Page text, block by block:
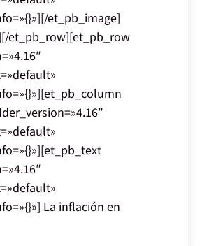
et_pb_image]
et_pb_row][et_pb_row
La inflación en